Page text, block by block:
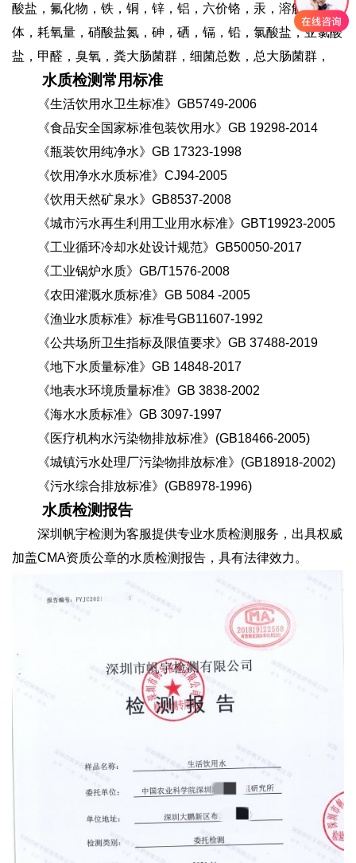
酸盐，氟化物，铁，铜，锌，铝，六价铬，汞，溶解性总固
体，耗氧量，硝酸盐氮，砷，硒，镉，铅，氯酸盐，亚氯酸
盐，甲醛，臭氧，粪大肠菌群，细菌总数，总大肠菌群，
水质检测常用标准
《生活饮用水卫生标准》GB5749-2006
《食品安全国家标准包装饮用水》GB 19298-2014
《瓶装饮用纯净水》GB 17323-1998
《饮用净水水质标准》CJ94-2005
《饮用天然矿泉水》GB8537-2008
《城市污水再生利用工业用水标准》GBT19923-2005
《工业循环冷却水处设计规范》GB50050-2017
《工业锅炉水质》GB/T1576-2008
《农田灌溉水质标准》GB 5084 -2005
《渔业水质标准》标准号GB11607-1992
《公共场所卫生指标及限值要求》GB 37488-2019
《地下水质量标准》GB 14848-2017
《地表水环境质量标准》GB 3838-2002
《海水水质标准》GB 3097-1997
《医疗机构水污染物排放标准》(GB18466-2005)
《城镇污水处理厂污染物排放标准》(GB18918-2002)
《污水综合排放标准》(GB8978-1996)
水质检测报告
深圳帆宇检测为客服提供专业水质检测服务，出具权威
加盖CMA资质公章的水质检测报告，具有法律效力。